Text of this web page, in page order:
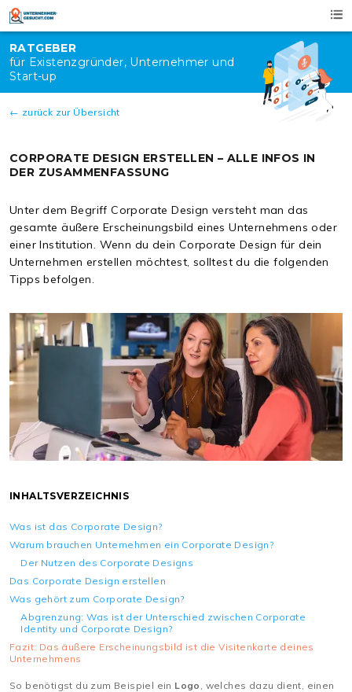
Skip
content
RATGEBER
für Existenzgründer, Unternehmer und
Start-up
← zurück zur Übersicht
CORPORATE DESIGN ERSTELLEN – ALLE INFOS IN
DER ZUSAMMENFASSUNG
Unter dem Begriff Corporate Design versteht man das
gesamte äußere Erscheinungsbild eines Unternehmens oder
einer Institution. Wenn du dein Corporate Design für dein
Unternehmen erstellen möchtest, solltest du die folgenden
Tipps befolgen.
INHALTSVERZEICHNIS
Was ist das Corporate Design?
Warum brauchen Unternehmen ein Corporate Design?
Der Nutzen des Corporate Designs
Das Corporate Design erstellen
Was gehört zum Corporate Design?
Abgrenzung: Was ist der Unterschied zwischen Corporate
Identity und Corporate Design?
Fazit: Das äußere Erscheinungsbild ist die Visitenkarte deines
Unternehmens
So benötigst du zum Beispiel ein Logo , welches dazu dient, einen